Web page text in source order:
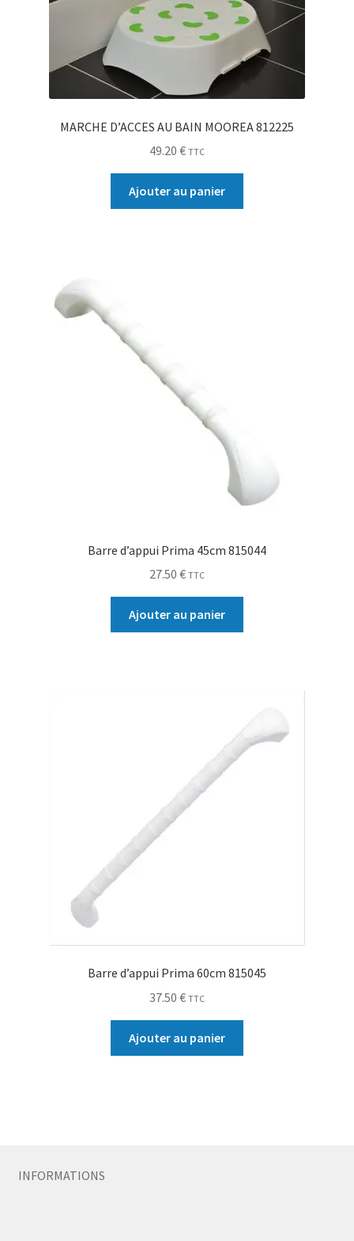
MARCHE D’ACCES AU BAIN MOOREA 812225
49.20 € TTC
Ajouter au panier
Barre d’appui Prima 45cm 815044
27.50 € TTC
Ajouter au panier
Barre d’appui Prima 60cm 815045
37.50 € TTC
Ajouter au panier
INFORMATIONS